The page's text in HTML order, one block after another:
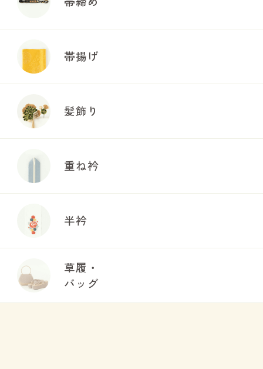
帯揚げ
髪飾り
重ね衿
半衿
草履・
バッグ